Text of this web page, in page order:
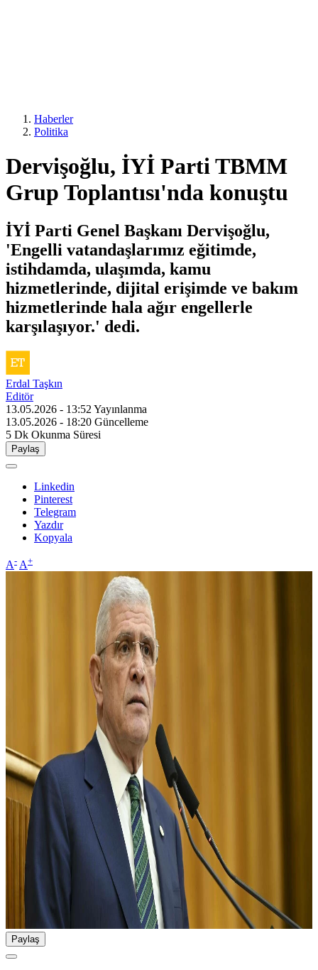
Haberler
Politika
Dervişoğlu, İYİ Parti TBMM
Grup Toplantısı'nda konuştu
İYİ Parti Genel Başkanı Dervişoğlu,
'Engelli vatandaşlarımız eğitimde,
istihdamda, ulaşımda, kamu
hizmetlerinde, dijital erişimde ve bakım
hizmetlerinde hala ağır engellerle
karşılaşıyor.' dedi.
Erdal Taşkın
Editör
13.05.2026 - 13:52 Yayınlanma
13.05.2026 - 18:20 Güncelleme
5 Dk Okunma Süresi
Paylaş
Linkedin
Pinterest
Telegram
Yazdır
Kopyala
A- A+
Paylaş